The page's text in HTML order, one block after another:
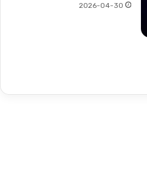
2026-04-30